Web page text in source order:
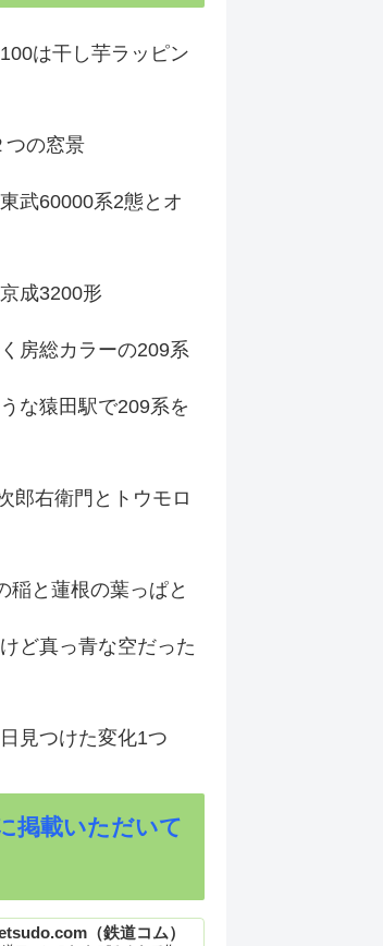
は干し芋ラッピン
つの窓景
武60000系2態とオ
成3200形
房総カラーの209系
な猿田駅で209系を
郎右衛門とトウモロ
稲と蓮根の葉っぱと
ど真っ青な空だった
見つけた変化1つ
掲載いただいて
（鉄道コム）